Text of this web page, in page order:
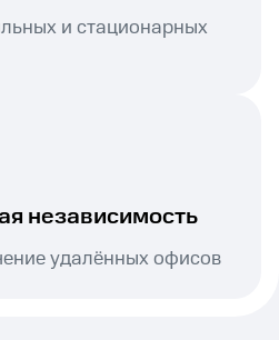
и стационарных
независимость
удалённых офисов